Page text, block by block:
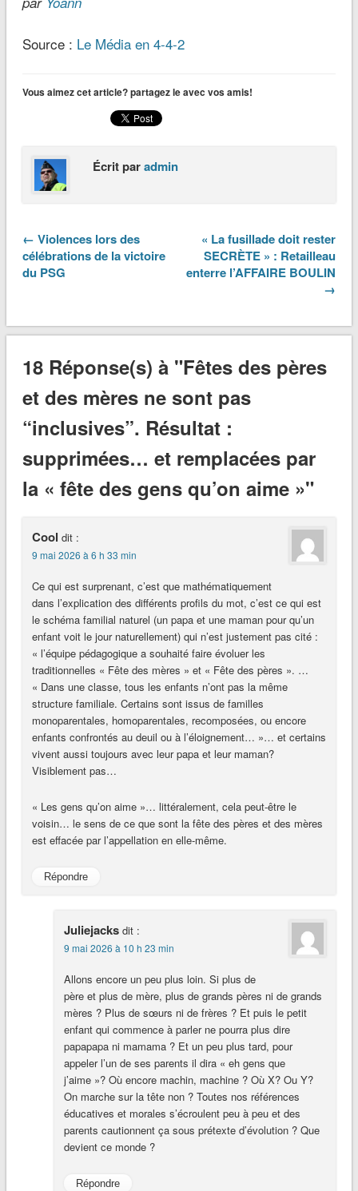
Source : Le Média en 4-4-2
Vous aimez cet article? partagez le avec vos amis!
Écrit paradmin
← Violences lors des
célébrations de la victoire
du PSG
« La fusillade doit rester
SECRÈTE » : Retailleau
enterre l’AFFAIRE BOULIN
→
18 Réponse(s) à "Fêtes des pères
et des mères ne sont pas
“inclusives”. Résultat :
supprimées… et remplacées par
la « fête des gens qu’on aime »"
Cool dit :
9 mai 2026 à 6 h 33 min
Ce qui est surprenant, c’est que mathématiquement
dans l’explication des différents profils du mot, c’est ce qui est
le schéma familial naturel (un papa et une maman pour qu’un
enfant voit le jour naturellement) qui n’est justement pas cité :
« l’équipe pédagogique a souhaité faire évoluer les
traditionnelles « Fête des mères » et « Fête des pères ». …
« Dans une classe, tous les enfants n’ont pas la même
structure familiale. Certains sont issus de familles
monoparentales, homoparentales, recomposées, ou encore
enfants confrontés au deuil ou à l’éloignement… »… et certains
vivent aussi toujours avec leur papa et leur maman?
Visiblement pas…
« Les gens qu’on aime »… littéralement, cela peut-être le
voisin… le sens de ce que sont la fête des pères et des mères
est effacée par l’appellation en elle-même.
Répondre
Juliejacks dit :
9 mai 2026 à 10 h 23 min
Allons encore un peu plus loin. Si plus de
père et plus de mère, plus de grands pères ni de grands
mères ? Plus de sœurs ni de frères ? Et puis le petit
enfant qui commence à parler ne pourra plus dire
papapapa ni mamama ? Et un peu plus tard, pour
appeler l’un de ses parents il dira « eh gens que
j’aime »? Où encore machin, machine ? Où X? Ou Y?
On marche sur la tête non ? Toutes nos références
éducatives et morales s’écroulent peu à peu et des
parents cautionnent ça sous prétexte d’évolution ? Que
devient ce monde ?
Répondre